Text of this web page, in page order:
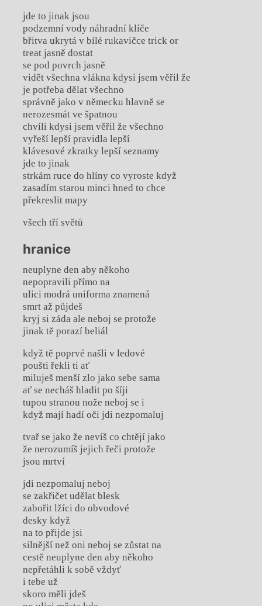
jde to jinak jsou
podzemní vody náhradní klíče
břitva ukrytá v bílé rukavičce trick or
treat jasně dostat
se pod povrch jasně
vidět všechna vlákna kdysi jsem věřil že
je potřeba dělat všechno
správně jako v německu hlavně se
nerozesmát ve špatnou
chvíli kdysi jsem věřil že všechno
vyřeší lepší pravidla lepší
klávesové zkratky lepší seznamy
jde to jinak
strkám ruce do hlíny co vyroste když
zasadím starou minci hned to chce
překreslit mapy
všech tří světů
hranice
neuplyne den aby někoho
nepopravili přímo na
ulici modrá uniforma znamená
smrt až půjdeš
kryj si záda ale neboj se protože
jinak tě porazí beliál
když tě poprvé našli v ledové
poušti řekli ti ať
miluješ menší zlo jako sebe sama
ať se necháš hladit po šíji
tupou stranou nože neboj se i
když mají hadí oči jdi nezpomaluj
tvař se jako že nevíš co chtějí jako
že nerozumíš jejich řeči protože
jsou mrtví
jdi nezpomaluj neboj
se zakřičet udělat blesk
zabořit lžíci do obvodové
desky když
na to přijde jsi
silnější než oni neboj se zůstat na
cestě neuplyne den aby někoho
nepřetáhli k sobě vždyť
i tebe už
skoro měli jdeš